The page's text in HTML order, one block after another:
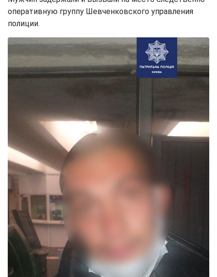
оперативную группу Шевченковского управления
полиции.